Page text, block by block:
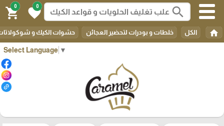
Select Language ▼
search
0
favorite
0
shopping_cart
home الكل خلطات و بودرات لتحضير العجائن حشوات الكيك و